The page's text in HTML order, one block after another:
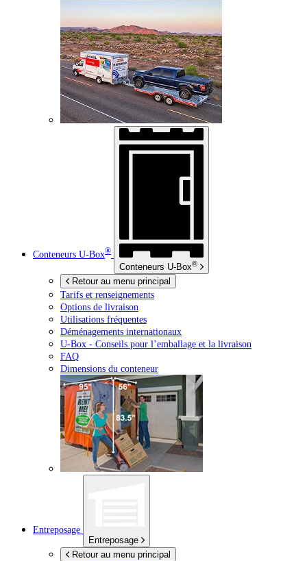
Conteneurs U-Box®
Conteneurs U-Box®
Retour au menu principal
Tarifs et renseignements
Options de livraison
Utilisations fréquentes
Déménagements internationaux
U-Box - Conseils pour l’emballage et la livraison
FAQ
Dimensions du conteneur
Entreposage
Entreposage
Retour au menu principal